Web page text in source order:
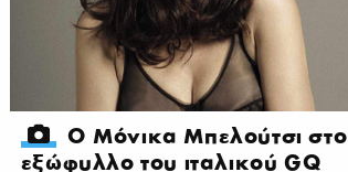
Ο Μόνικα Μπελούτσι στο
εξώφυλλο του ιταλικού GQ